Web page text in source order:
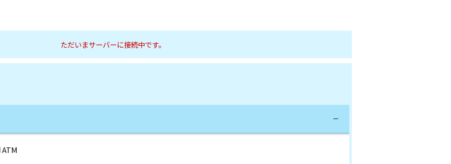
ただいまサーバーに接続中です。
ATM